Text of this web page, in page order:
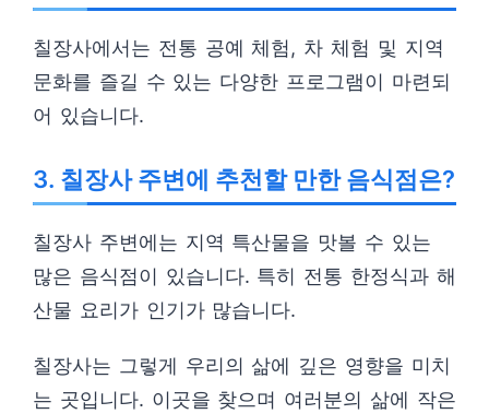
칠장사에서는 전통 공예 체험, 차 체험 및 지역
문화를 즐길 수 있는 다양한 프로그램이 마련되
어 있습니다.
3. 칠장사 주변에 추천할 만한 음식점은?
칠장사 주변에는 지역 특산물을 맛볼 수 있는
많은 음식점이 있습니다. 특히 전통 한정식과 해
산물 요리가 인기가 많습니다.
칠장사는 그렇게 우리의 삶에 깊은 영향을 미치
는 곳입니다. 이곳을 찾으며 여러분의 삶에 작은